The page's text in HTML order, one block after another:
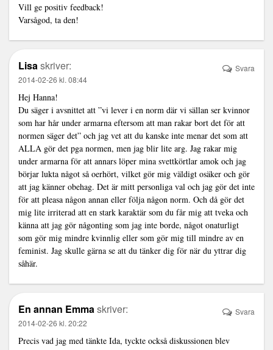
Vill ge positiv feedback!
Varsågod, ta den!
Lisaskriver:
2014-02-26 kl. 08:44
Hej Hanna!
Du säger i avsnittet att ”vi lever i en norm där vi sällan ser kvinnor
som har hår under armarna eftersom att man rakar bort det för att
normen säger det” och jag vet att du kanske inte menar det som att
ALLA gör det pga normen, men jag blir lite arg. Jag rakar mig
under armarna för att annars löper mina svettkörtlar amok och jag
börjar lukta något så oerhört, vilket gör mig väldigt osäker och gör
att jag känner obehag. Det är mitt personliga val och jag gör det inte
för att pleasa någon annan eller följa någon norm. Och då gör det
mig lite irriterad att en stark karaktär som du får mig att tveka och
känna att jag gör någonting som jag inte borde, något onaturligt
som gör mig mindre kvinnlig eller som gör mig till mindre av en
feminist. Jag skulle gärna se att du tänker dig för när du yttrar dig
såhär.
Svara
En annan Emmaskriver:
2014-02-26 kl. 20:22
Precis vad jag med tänkte Ida, tyckte också diskussionen blev
Svara